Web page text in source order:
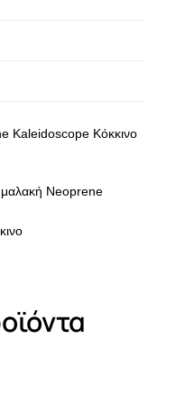
Kaleidoscope Κόκκινο
Neoprene